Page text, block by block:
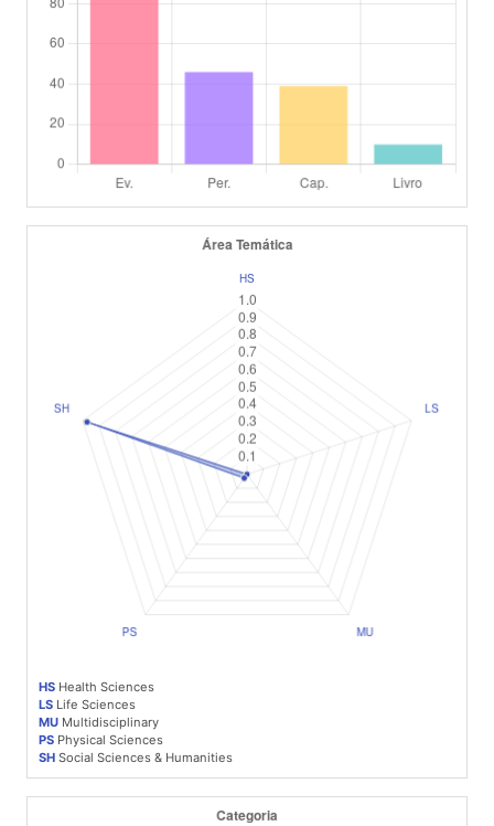
HS Health Sciences
LS Life Sciences
MU Multidisciplinary
PS Physical Sciences
SH Social Sciences & Humanities